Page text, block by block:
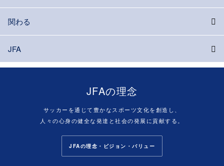
関わる
JFA
JFAの理念
サッカーを通じて豊かなスポーツ文化を創造し、
人々の心身の健全な発達と社会の発展に貢献する。
JFAの理念・ビジョン・バリュー